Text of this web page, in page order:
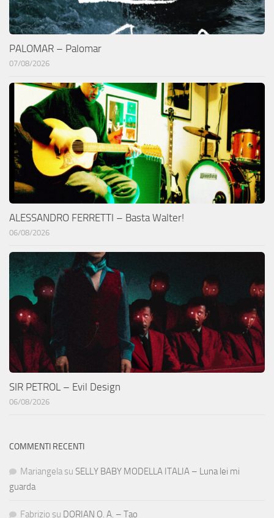
PALOMAR – Palomar
07/08/2026
ALESSANDRO FERRETTI – Basta Walter!
06/08/2026
SIR PETROL – Evil Design
06/08/2026
COMMENTI RECENTI
Mariangela su SELLY BABY MODELLA ITALIA – Luna lei mi
guarda
Fabrizio su DORIAN O. A. – Tao